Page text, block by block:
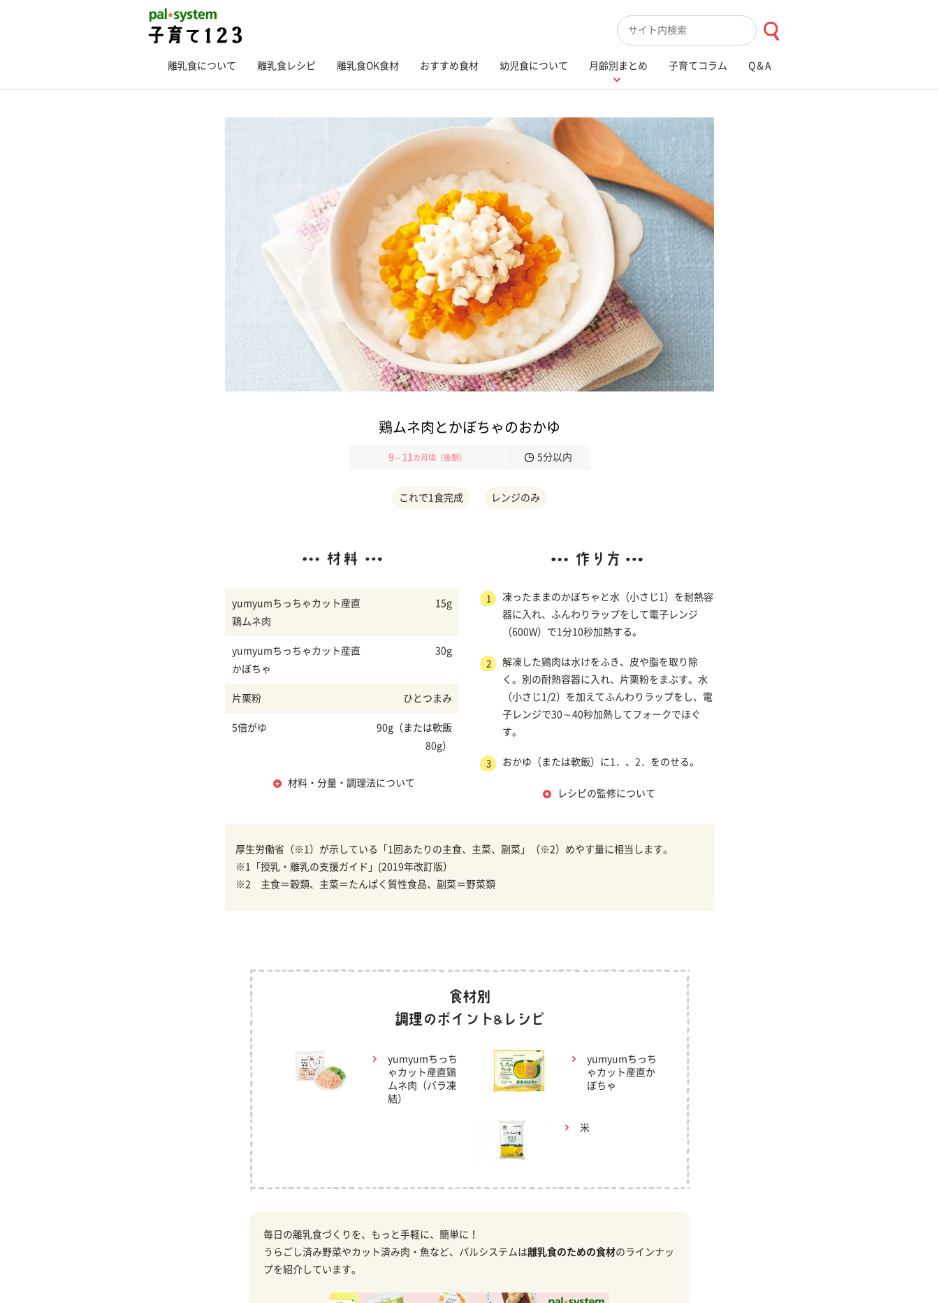
検索キーワード入力
離乳食について 離乳食レシピ 離乳食OK食材 おすすめ食材 幼児食について 月齢別まとめ 子育てコラム Q＆A
鶏ムネ肉とかぼちゃのおかゆ
9～ 11 カ月頃（後期） 5分以内
これで1食完成 レンジのみ
yumyumちっちゃカット産直
鶏ムネ肉
15g
yumyumちっちゃカット産直
かぼちゃ
30g
片栗粉 ひとつまみ
5倍がゆ
90g（または軟飯
80g）
材料・分量・調理法について
1
凍ったままのかぼちゃと水（小さじ1）を耐熱容
器に入れ、ふんわりラップをして電子レンジ
（600W）で1分10秒加熱する。
2
解凍した鶏肉は水けをふき、皮や脂を取り除
く。別の耐熱容器に入れ、片栗粉をまぶす。水
（小さじ1/2）を加えてふんわりラップをし、電
子レンジで30～40秒加熱してフォークでほぐ
す。
3 おかゆ（または軟飯）に1．、2．をのせる。
レシピの監修について
厚生労働省（※1）が示している「1回あたりの主食、主菜、副菜」（※2）めやす量に相当します。
※1「授乳・離乳の支援ガイド」(2019年改訂版）
※2 主食＝穀類、主菜＝たんぱく質性食品、副菜＝野菜類
yumyumちっち
ゃカット産直鶏
ムネ肉（バラ凍
結）
yumyumちっち
ゃカット産直か
ぼちゃ
米
毎日の離乳食づくりを、もっと手軽に、簡単に！
うらごし済み野菜やカット済み肉・魚など、パルシステムは離乳食のための食材のラインナッ
プを紹介しています。